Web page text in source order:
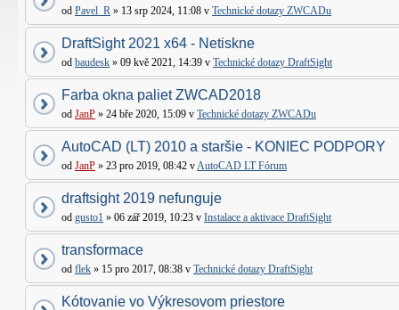
od Pavel_R » 13 srp 2024, 11:08 v Technické dotazy ZWCADu
DraftSight 2021 x64 - Netiskne
od baudesk » 09 kvě 2021, 14:39 v Technické dotazy DraftSight
Farba okna paliet ZWCAD2018
od JanP » 24 bře 2020, 15:09 v Technické dotazy ZWCADu
AutoCAD (LT) 2010 a staršie - KONIEC PODPORY
od JanP » 23 pro 2019, 08:42 vAutoCAD LT Fórum
draftsight 2019 nefunguje
od gusto1 » 06 zář 2019, 10:23 v Instalace a aktivace DraftSight
transformace
od flek » 15 pro 2017, 08:38 v Technické dotazy DraftSight
Kótovanie vo Výkresovom priestore